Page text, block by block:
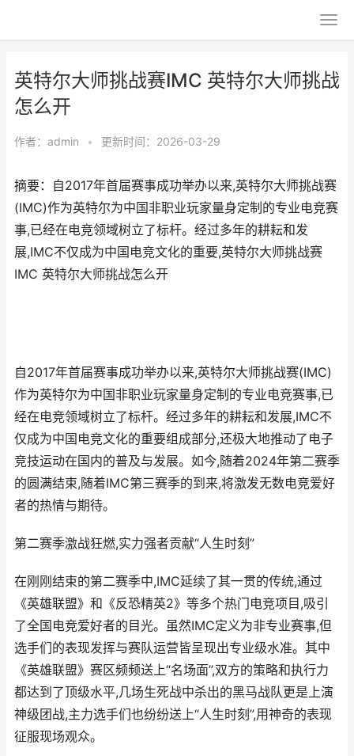
英特尔大师挑战赛IMC 英特尔大师挑战
怎么开
作者： admin • 更新时间：2026-03-29
摘要：自2017年首届赛事成功举办以来,英特尔大师挑战赛
(IMC)作为英特尔为中国非职业玩家量身定制的专业电竞赛
事,已经在电竞领域树立了标杆。经过多年的耕耘和发
展,IMC不仅成为中国电竞文化的重要,英特尔大师挑战赛
IMC 英特尔大师挑战怎么开
自2017年首届赛事成功举办以来,英特尔大师挑战赛(IMC)
作为英特尔为中国非职业玩家量身定制的专业电竞赛事,已
经在电竞领域树立了标杆。经过多年的耕耘和发展,IMC不
仅成为中国电竞文化的重要组成部分,还极大地推动了电子
竞技运动在国内的普及与发展。如今,随着2024年第二赛季
的圆满结束,随着IMC第三赛季的到来,将激发无数电竞爱好
者的热情与期待。
第二赛季激战狂燃,实力强者贡献“人生时刻”
在刚刚结束的第二赛季中,IMC延续了其一贯的传统,通过
《英雄联盟》和《反恐精英2》等多个热门电竞项目,吸引
了全国电竞爱好者的目光。虽然IMC定义为非专业赛事,但
选手们的表现发挥与赛队运营皆呈现出专业级水准。其中
《英雄联盟》赛区频频送上“名场面”,双方的策略和执行力
都达到了顶级水平,几场生死战中杀出的黑马战队更是上演
神级团战,主力选手们也纷纷送上“人生时刻”,用神奇的表现
征服现场观众。